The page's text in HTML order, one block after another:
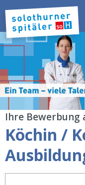
Ihre Bewerbung
Köchin /